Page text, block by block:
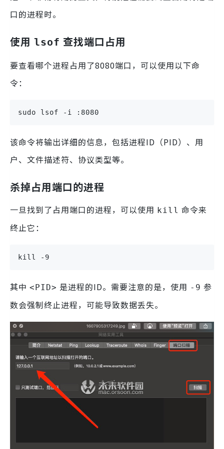
口的进程时。
使用 lsof 查找端口占用
要查看哪个进程占用了8080端口，可以使用以下命
令：
sudo lsof -i :8080
该命令将输出详细的信息，包括进程ID（PID）、用
户、文件描述符、协议类型等。
杀掉占用端口的进程
一旦找到了占用端口的进程，可以使用 kill 命令来
终止它：
kill -9
其中 <PID> 是进程的ID。需要注意的是，使用 -9 参
数会强制终止进程，可能导致数据丢失。